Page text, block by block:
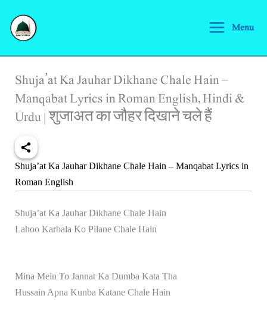
content
Menu
Shuja’at Ka Jauhar Dikhane Chale Hain –
Manqabat Lyrics in Roman English, Hindi &
Urdu | शुजाअत का जौहर दिखाने चले हैं
Shuja’at Ka Jauhar Dikhane Chale Hain – Manqabat Lyrics in
Roman English
Shuja’at Ka Jauhar Dikhane Chale Hain
Lahoo Karbala Ko Pilane Chale Hain
Mina Mein To Jannat Ka Dumba Kata Tha
Hussain Apna Kunba Katane Chale Hain
e
c
h